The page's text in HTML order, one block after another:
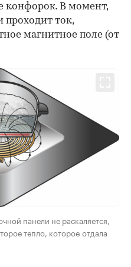
конфорок. В момент,
проходит ток,
магнитное поле (от
панели не раскаляется,
тепло, которое отдала